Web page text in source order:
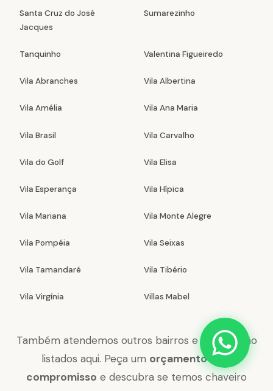
Santa Cruz do José
Jacques
Sumarezinho
Tanquinho Valentina Figueiredo
Vila Abranches Vila Albertina
Vila Amélia Vila Ana Maria
Vila Brasil Vila Carvalho
Vila do Golf Vila Elisa
Vila Esperança Vila Hípica
Vila Mariana Vila Monte Alegre
Vila Pompéia Vila Seixas
Vila Tamandaré Vila Tibério
Vila Virgínia Villas Mabel
Também atendemos outros bairros e regiões não
listados aqui. Peça um orçamento sem
compromisso e descubra se temos chaveiro